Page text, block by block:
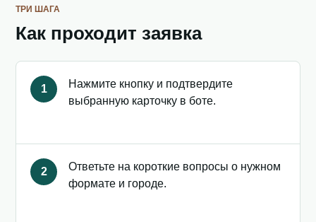
ТРИ ШАГА
Как проходит заявка
1
Нажмите кнопку и подтвердите
выбранную карточку в боте.
2
Ответьте на короткие вопросы о нужном
формате и городе.